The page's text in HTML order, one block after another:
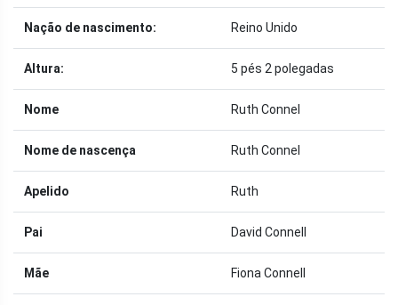
Nação de nascimento: Reino Unido
Altura: 5 pés 2 polegadas
Nome Ruth Connel
Nome de nascença Ruth Connel
Apelido Ruth
Pai David Connell
Mãe Fiona Connell